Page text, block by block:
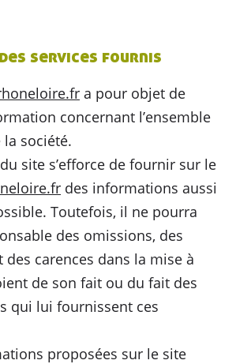
services fournis
a pour objet de
concernant l’ensemble
la société.
site s’efforce de fournir sur le
des informations aussi
Toutefois, il ne pourra
des omissions, des
des carences dans la mise à
de son fait ou du fait des
qui lui fournissent ces
proposées sur le site